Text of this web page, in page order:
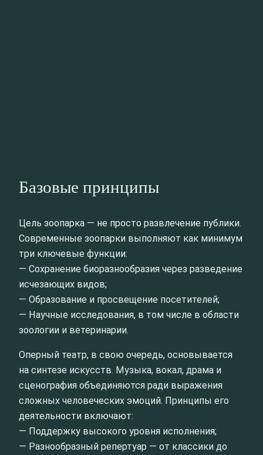
Базовые принципы
Цель зоопарка — не просто развлечение публики.
Современные зоопарки выполняют как минимум
три ключевые функции:
— Сохранение биоразнообразия через разведение
исчезающих видов;
— Образование и просвещение посетителей;
— Научные исследования, в том числе в области
зоологии и ветеринарии.
Оперный театр, в свою очередь, основывается
на синтезе искусств. Музыка, вокал, драма и
сценография объединяются ради выражения
сложных человеческих эмоций. Принципы его
деятельности включают:
— Поддержку высокого уровня исполнения;
— Разнообразный репертуар — от классики до